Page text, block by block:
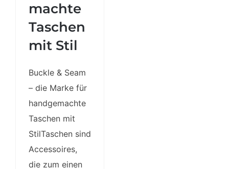
machte
Taschen
mit Stil
Buckle & Seam
– die Marke für
handgemachte
Taschen mit
StilTaschen sind
Accessoires,
die zum einen